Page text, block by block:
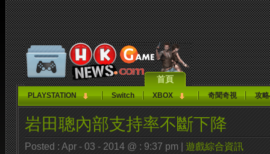
首頁
PLAYSTATION Switch XBOX 奇聞奇視 攻
岩田聰內部支持率不斷下降
Posted : Apr - 03 - 2014 @ : 9:37 pm | 遊戲綜合資訊